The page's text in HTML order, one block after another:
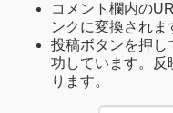
コメント欄内の
ンクに変換されま
投稿ボタンを押し
功しています。反
ります。